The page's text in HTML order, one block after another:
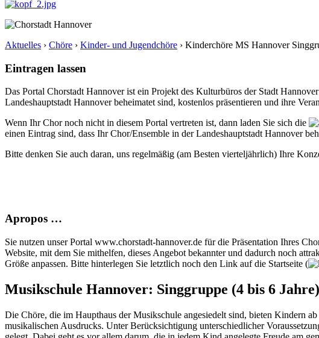
Aktuelles › Chöre › Kinder- und Jugendchöre › Kinderchöre MS Hannover
Eintragen lassen
Das Portal Chorstadt Hannover ist ein Projekt des Kulturbüros der Stadt
Landeshauptstadt Hannover beheimatet sind, kostenlos präsentieren und ihre
Wenn Ihr Chor noch nicht in diesem Portal vertreten ist, dann laden Sie sich die
einen Eintrag sind, dass Ihr Chor/Ensemble in der Landeshauptstadt Hannover
Bitte denken Sie auch daran, uns regelmäßig (am Besten vierteljährlich) Ihre
Apropos …
Sie nutzen unser Portal www.chorstadt-hannover.de für die Präsentation Ihres
Website, mit dem Sie mithelfen, dieses Angebot bekannter und dadurch noch
Größe anpassen. Bitte hinterlegen Sie letztlich noch den Link auf die Startseite (
Musikschule Hannover: Singgruppe (4 bis 6 Jahre)
Die Chöre, die im Haupthaus der Musikschule angesiedelt sind, bieten Kindern
musikalischen Ausdrucks. Unter Berücksichtigung unterschiedlicher